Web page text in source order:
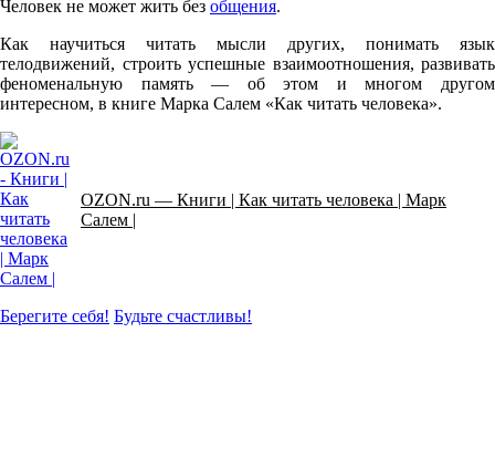
Человек не может жить без общения.
Как научиться читать мысли других, понимать язык
телодвижений, строить успешные взаимоотношения, развивать
феноменальную память — об этом и многом другом
интересном, в книге Марка Салем «Как читать человека».
OZON.ru — Книги | Как читать человека | Марк
Салем |
Берегите себя! Будьте счастливы!